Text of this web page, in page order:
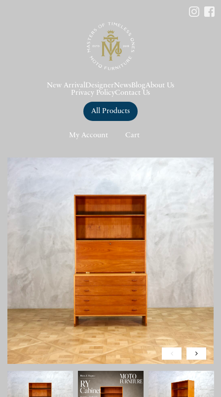
New Arrival DesignerNews BlogAbout Us
Privacy PolicyContact Us
All Products
My Account Cart